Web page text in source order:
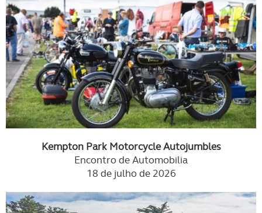
Kempton Park Motorcycle Autojumbles
Encontro de Automobilia
18 de julho de 2026